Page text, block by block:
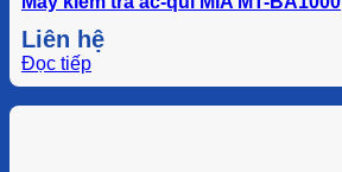
Liên hệ
Đọc tiếp